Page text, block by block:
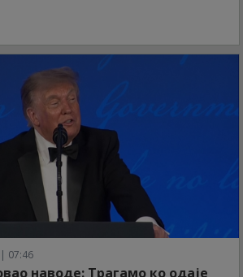
07:46
наводе: Трагамо ко одаје